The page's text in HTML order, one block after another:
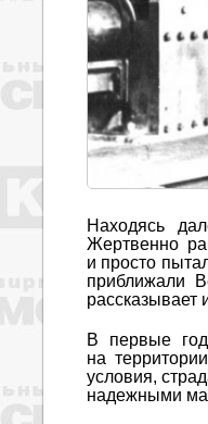
Находясь
Жертвенно
и просто
приближали
рассказывает
В первые
на
условия,
надежными